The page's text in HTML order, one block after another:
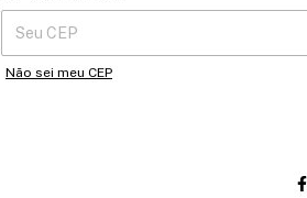
Não sei meu CEP